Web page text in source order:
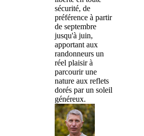
sécurité, de
préférence à partir
de septembre
jusqu'à juin,
apportant aux
randonneurs un
réel plaisir à
parcourir une
nature aux reflets
dorés par un soleil
généreux.